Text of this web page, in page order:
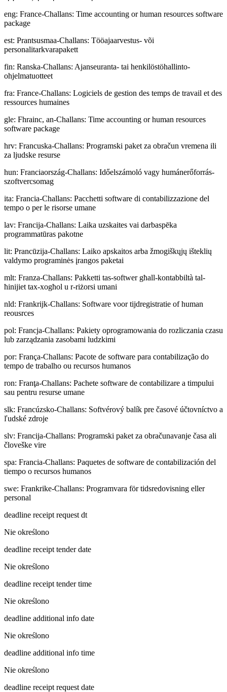
eng: France-Challans: Time accounting or human resources software
package
est: Prantsusmaa-Challans: Tööajaarvestus- või
personalitarkvarapakett
fin: Ranska-Challans: Ajanseuranta- tai henkilöstöhallinto-
ohjelmatuotteet
fra: France-Challans: Logiciels de gestion des temps de travail et des
ressources humaines
gle: Fhrainc, an-Challans: Time accounting or human resources
software package
hrv: Francuska-Challans: Programski paket za obračun vremena ili
za ljudske resurse
hun: Franciaország-Challans: Időelszámoló vagy humánerőforrás-
szoftvercsomag
ita: Francia-Challans: Pacchetti software di contabilizzazione del
tempo o per le risorse umane
lav: Francija-Challans: Laika uzskaites vai darbaspēka
programmatūras pakotne
lit: Prancūzija-Challans: Laiko apskaitos arba žmogiškųjų išteklių
valdymo programinės įrangos paketai
mlt: Franza-Challans: Pakketti tas-softwer għall-kontabbiltà tal-
ħinijiet tax-xogħol u r-riżorsi umani
nld: Frankrijk-Challans: Software voor tijdregistratie of human
reousrces
pol: Francja-Challans: Pakiety oprogramowania do rozliczania czasu
lub zarządzania zasobami ludzkimi
por: França-Challans: Pacote de software para contabilização do
tempo de trabalho ou recursos humanos
ron: Franţa-Challans: Pachete software de contabilizare a timpului
sau pentru resurse umane
slk: Francúzsko-Challans: Softvérový balík pre časové účtovníctvo a
ľudské zdroje
slv: Francija-Challans: Programski paket za obračunavanje časa ali
človeške vire
spa: Francia-Challans: Paquetes de software de contabilización del
tiempo o recursos humanos
swe: Frankrike-Challans: Programvara för tidsredovisning eller
personal
deadline receipt request dt
Nie określono
deadline receipt tender date
Nie określono
deadline receipt tender time
Nie określono
deadline additional info date
Nie określono
deadline additional info time
Nie określono
deadline receipt request date